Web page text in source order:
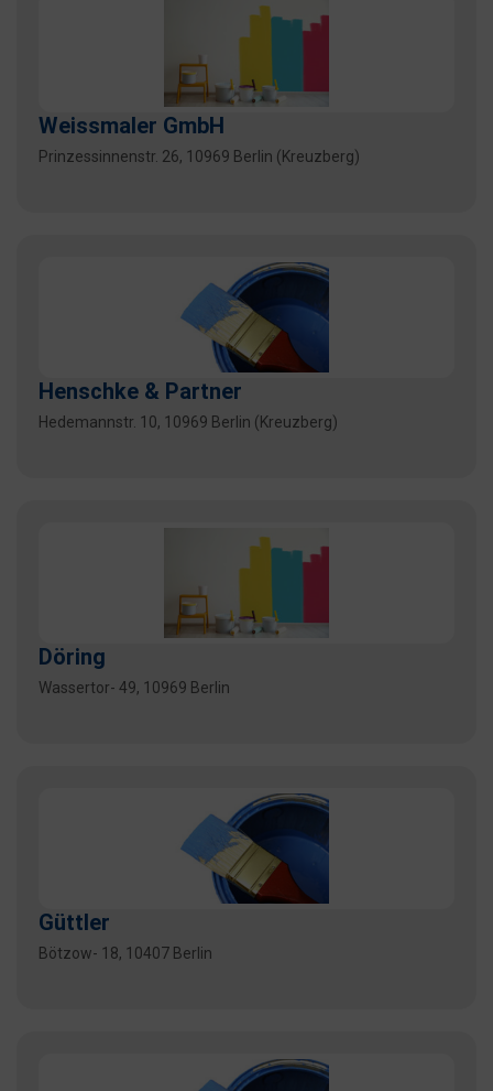
Weissmaler GmbH
Prinzessinnenstr. 26, 10969 Berlin (Kreuzberg)
Henschke & Partner
Hedemannstr. 10, 10969 Berlin (Kreuzberg)
Döring
Wassertor- 49, 10969 Berlin
Güttler
Bötzow- 18, 10407 Berlin